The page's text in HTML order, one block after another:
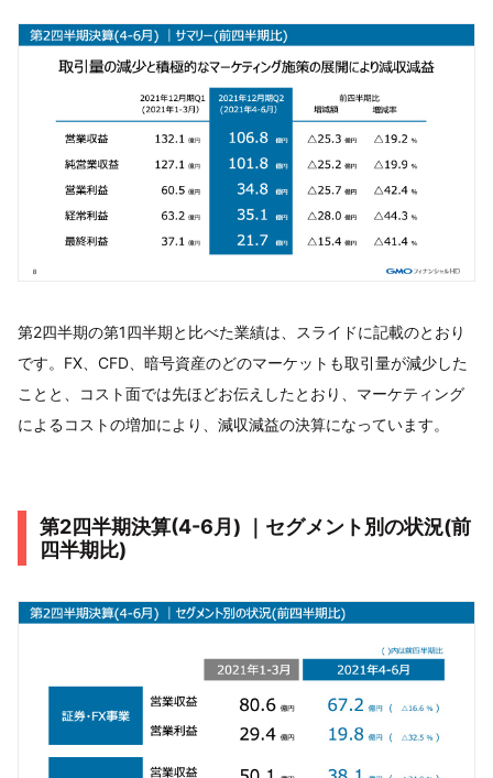
第2四半期の第1四半期と比べた業績は、スライドに記載のとおり
です。FX、CFD、暗号資産のどのマーケットも取引量が減少した
ことと、コスト面では先ほどお伝えしたとおり、マーケティング
によるコストの増加により、減収減益の決算になっています。
第2四半期決算(4-6月) ｜セグメント別の状況(前
四半期比)